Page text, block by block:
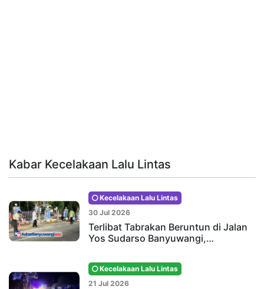
Kabar Kecelakaan Lalu Lintas
Kecelakaan Lalu Lintas
30 Jul 2026
Terlibat Tabrakan Beruntun di Jalan
Yos Sudarso Banyuwangi,…
Kecelakaan Lalu Lintas
21 Jul 2026